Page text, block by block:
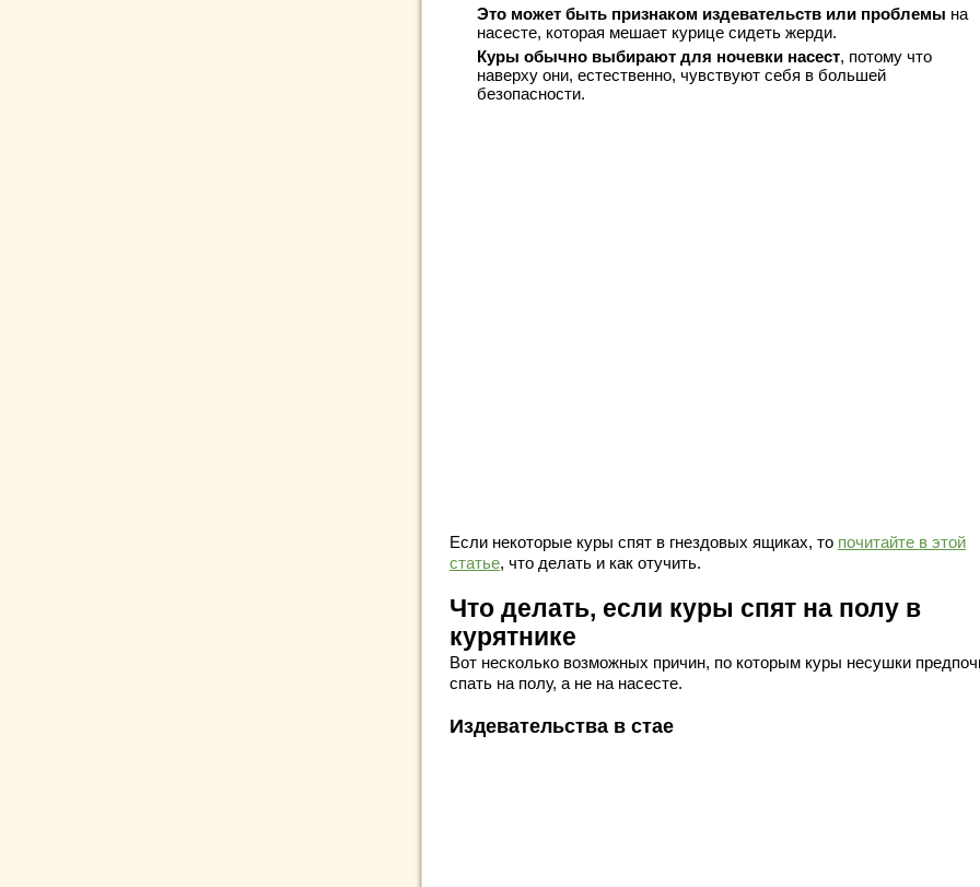
Это может быть признаком издевательств или проблемы на
насесте, которая мешает курице сидеть жерди.
Куры обычно выбирают для ночевки насест, потому что
наверху они, естественно, чувствуют себя в большей
безопасности.
Если некоторые куры спят в гнездовых ящиках, то почитайте в этой
статье, что делать и как отучить.
Что делать, если куры спят на полу в
курятнике
Вот несколько возможных причин, по которым куры несушки
спать на полу, а не на насесте.
Издевательства в стае